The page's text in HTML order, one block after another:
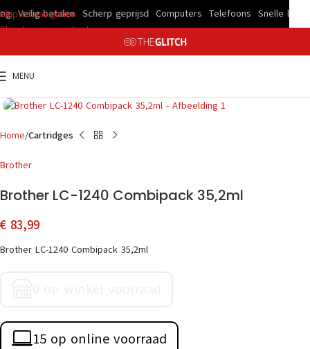
Skip to navigation
Skip to main content
MENU
Home Cartridges
Brother
Brother LC-1240 Combipack 35,2ml
€ 83,99
Brother LC-1240 Combipack 35,2ml
15 op online voorraad
Veilig betalen Scherp geprijsd Computers Telefoons Snelle